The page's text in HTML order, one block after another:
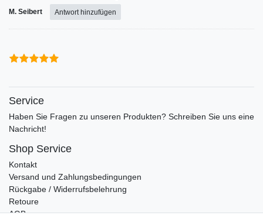
M. Seibert Antwort hinzufügen
Service
Haben Sie Fragen zu unseren Produkten? Schreiben Sie uns eine
Nachricht!
Shop Service
Kontakt
Versand und Zahlungsbedingungen
Rückgabe / Widerrufsbelehrung
Retoure
AGB